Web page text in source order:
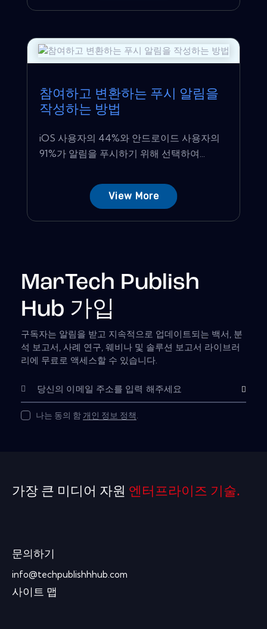
참여하고 변환하는 푸시 알림을
작성하는 방법
iOS 사용자의 44%와 안드로이드 사용자의
91%가 알림을 푸시하기 위해 선택하여...
View More
MarTech Publish
Hub 가입
구독자는 알림을 받고 지속적으로 업데이트되는 백서, 분
석 보고서, 사례 연구, 웨비나 및 솔루션 보고서 라이브러
리에 무료로 액세스할 수 있습니다.
구독하다
나는 동의 함 개인 정보 정책.
가장 큰 미디어 자원 엔터프라이즈 기술.
문의하기
info@techpublishhhub.com
사이트 맵